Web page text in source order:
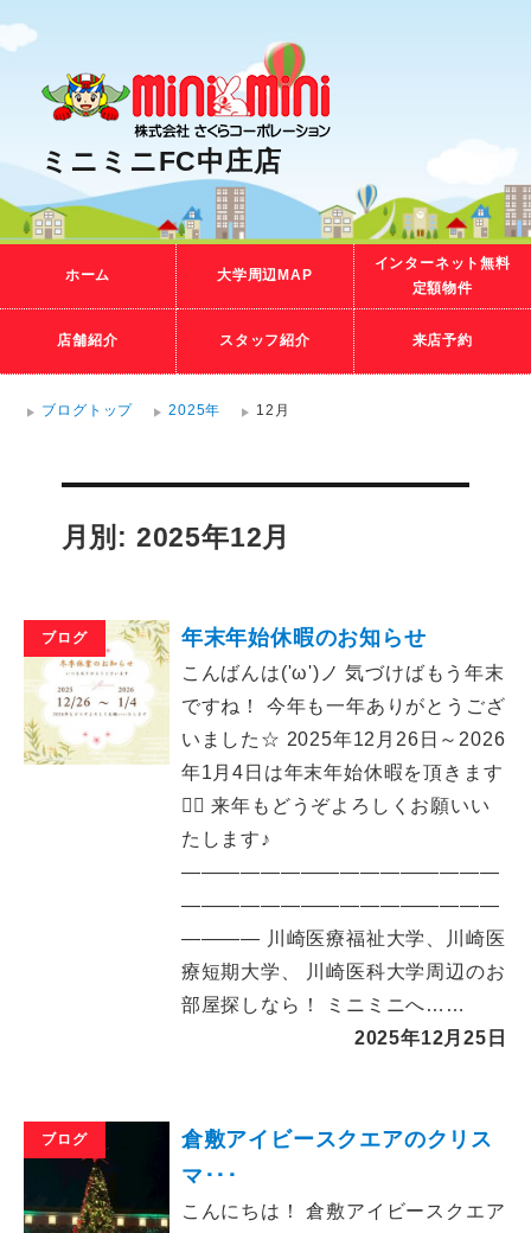
ミニミニFC中庄店
ホーム 大学周辺MAP
インターネット無料
定額物件
店舗紹介 スタッフ紹介 来店予約
ブログトップ 2025年 12月
月別: 2025年12月
ブログ 年末年始休暇のお知らせ
こんばんは('ω')ノ 気づけばもう年末
ですね！ 今年も一年ありがとうござ
いました☆ 2025年12月26日～2026
年1月4日は年末年始休暇を頂きます
🙇‍♀️ 来年もどうぞよろしくお願いい
たします♪
――――――――――――――――
――――――――――――――――
―――― 川崎医療福祉大学、川崎医
療短期大学、 川崎医科大学周辺のお
部屋探しなら！ ミニミニへ……
2025年12月25日
ブログ
倉敷アイビースクエアのクリス
マ･･･
こんにちは！ 倉敷アイビースクエア